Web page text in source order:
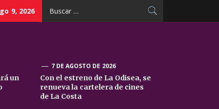
9, 2026
un
7 DE AGOSTO DE 2026
Con el estreno de La Odisea, se
renueva la cartelera de cines
de La Costa